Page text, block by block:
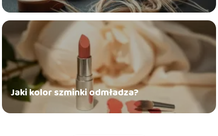
Jaki kolor szminki odmładza?